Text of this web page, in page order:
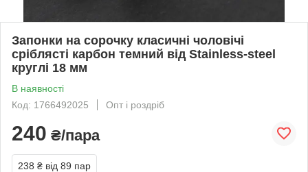
Запонки на сорочку класичні чоловічі
сріблясті карбон темний від Stainless-steel
круглі 18 мм
В наявності
Код: 1766492025
Опт і роздріб
240 ₴/пара
238 ₴ від 89 пар